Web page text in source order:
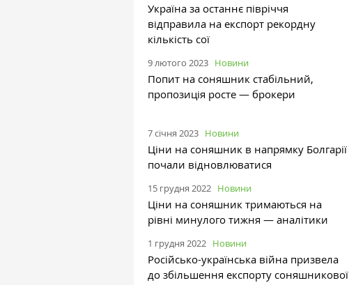
Україна за останнє півріччя
відправила на експорт рекордну
кількість сої
9 лютого 2023 Новини
Попит на соняшник стабільний,
пропозиція росте — брокери
7 січня 2023 Новини
Ціни на соняшник в напрямку Болгарії
почали відновлюватися
15 грудня 2022 Новини
Ціни на соняшник тримаються на
рівні минулого тижня — аналітики
1 грудня 2022 Новини
Російсько-українська війна призвела
до збільшення експорту соняшникової